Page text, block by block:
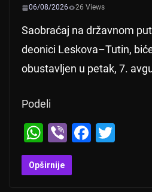
06/08/2026 26 Views
Saobraćaj na državnom
deonici Leskova–Tutin,
obustavljen u petak, 7.
Podeli
W
h
at
Vi
b
er
F
Opširnije